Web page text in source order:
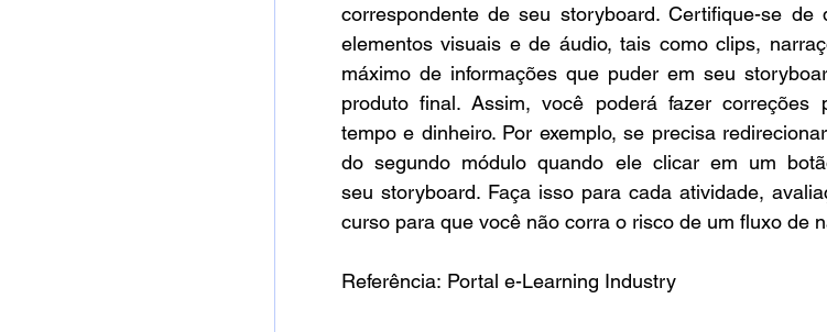
correspondente de seu storyboard. Certifique-se
elementos visuais e de áudio, tais como clips,
máximo de informações que puder em seu
produto final. Assim, você poderá fazer correções
tempo e dinheiro. Por exemplo, se precisa
do segundo módulo quando ele clicar em um
seu storyboard. Faça isso para cada atividade,
curso para que você não corra o risco de um fluxo de
Referência: Portal e-Learning Industry